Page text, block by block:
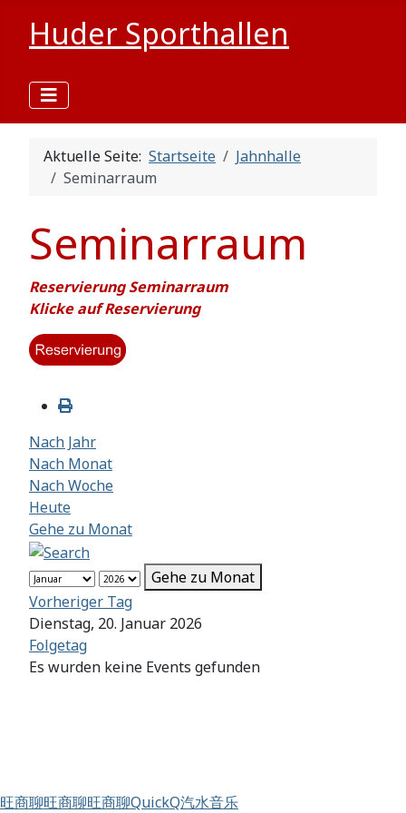
Huder Sporthallen
Aktuelle Seite: Startseite
Jahnhalle
Seminarraum
Seminarraum
Reservierung Seminarraum
Klicke auf Reservierung
Nach Jahr
Nach Monat
Nach Woche
Heute
Gehe zu Monat
Gehe zu Monat
Vorheriger Tag
Dienstag, 20. Januar 2026
Folgetag
Es wurden keine Events gefunden
旺商聊旺商聊旺商聊QuickQ汽水音乐